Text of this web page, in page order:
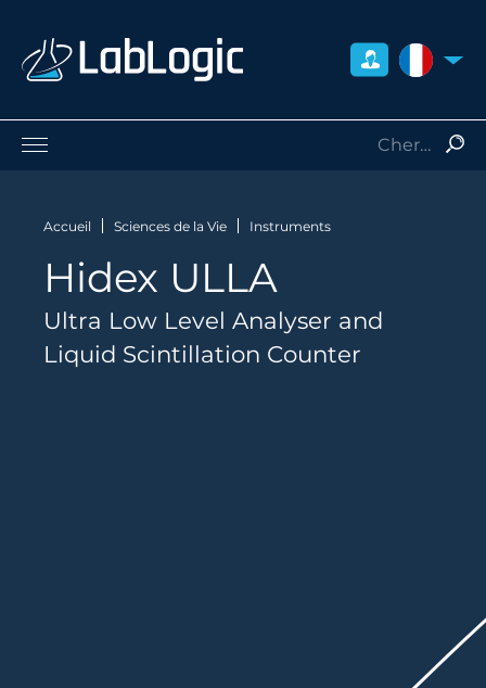
FRANCE
Médecine Nucléaire
Consommables
Qui sommes-nous
Contact
Accueil Sciences de la Vie Instruments
Hidex ULLA
Ultra Low Level Analyser and
Liquid Scintillation Counter